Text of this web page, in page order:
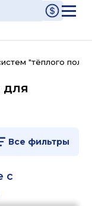
"тёплого пола"
для
Все фильтры
с